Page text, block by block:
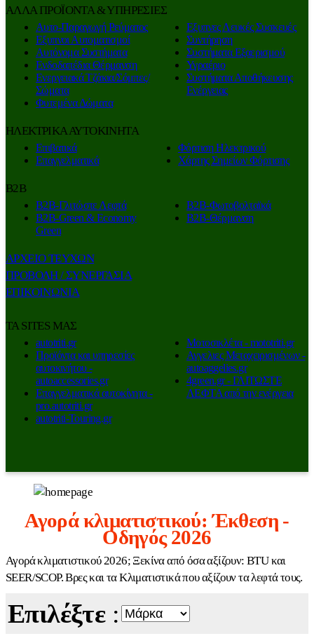
ΑΛΛΑ ΠΡΟΪΟΝΤΑ & ΥΠΗΡΕΣΙΕΣ
Αυτο-Παραγωγή Ρεύματος
Εξυπνοι Αυτοματισμοί
Αυτόνομα Συστήματα
Ενδοδαπέδια Θέρμανση
Ενεργειακά Τζάκια/Σόμπες/
Σώματα
Φυτεμένα Δώματα
Εξυπνες Λευκές Συσκευές
Συντήρηση
Συστήματα Εξαερισμού
Υγραέριο
Συστήματα Αποθήκευσης
Ενέργειας
ΗΛΕΚΤΡΙΚΑ ΑΥΤΟΚΙΝΗΤΑ
Επιβατικά
Επαγγελματικά
Φόρτιση Ηλεκτρικού
Χάρτης Σημείων Φόρτισης
Β2Β
Β2Β-Γλιτώστε Λεφτά
Β2Β-Green & Economy
Green
Β2Β-Φωτοβολταϊκά
Β2Β-Θέρμανση
ΑΡΧΕΙΟ ΤΕΥΧΩΝ
ΠΡΟΒΟΛΗ / ΣΥΝΕΡΓΑΣΙΑ
ΕΠΙΚΟΙΝΩΝΙΑ
ΤΑ SITES ΜΑΣ
autotriti.gr
Προϊόντα και υπηρεσίες
αυτοκινήτου -
autoaccessories.gr
Επαγγελματικά αυτοκίνητα -
pro.autotriti.gr
autotriti-Touring.gr
Μοτοσικλέτα - mototriti.gr
Αγγελιες Μεταχειρισμένων -
autoaggelies.gr
4green.gr - ΓΛΙΤΩΣΤΕ
ΛΕΦΤΑ από την ενέργεια
Αγορά κλιματιστικού: Έκθεση -
Οδηγός 2026
Αγορά κλιματιστικού 2026; Ξεκίνα από όσα αξίζουν: BTU και
SEER/SCOP. Βρες και τα Κλιματιστικά που αξίζουν τα λεφτά τους.
Επιλέξτε: